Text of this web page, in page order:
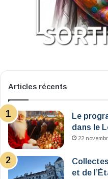
Articles récents
Le
dans le
22
et de